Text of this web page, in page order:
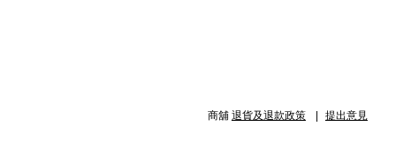
商舖 退貨及退款政策 提出意見